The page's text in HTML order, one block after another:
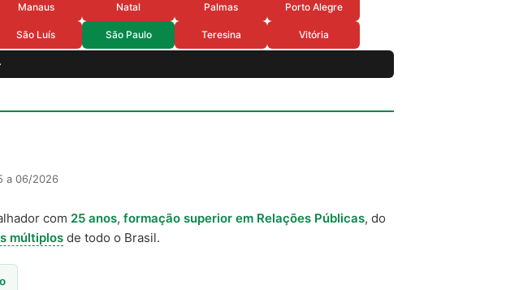
Manaus Natal Palmas Porto Alegre
São Luís São Paulo Teresina Vitória
a 06/2026
com 25 anos, formação superior em Relações Públicas, do
múltiplos de todo o Brasil.